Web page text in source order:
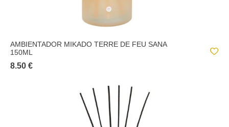
AMBIENTADOR MIKADO TERRE DE FEU SANA
150ML
8.50 €